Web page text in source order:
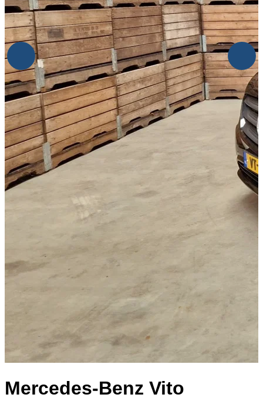
Mercedes-Benz Vito